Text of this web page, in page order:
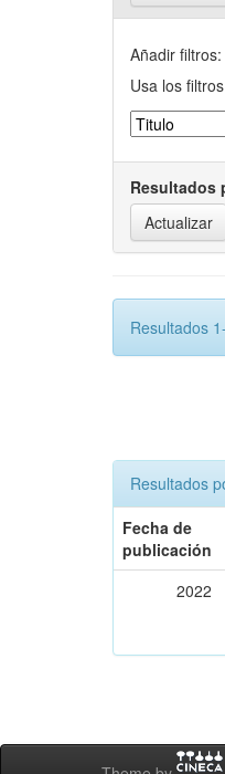
Añadir filtros:
Usa los
Resultados
Resultados
Resultados
Fecha de
publicación
2022